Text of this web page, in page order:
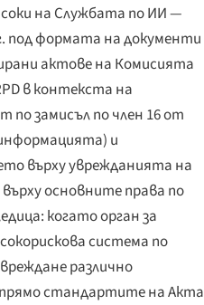
на Службата по ИИ —
г. под формата на документи
актове на Комисията
в контекста на
замисъл по член 16 от
и
върху уврежданията на
основните права по
когато орган за
система по
различно
стандартите на Акта